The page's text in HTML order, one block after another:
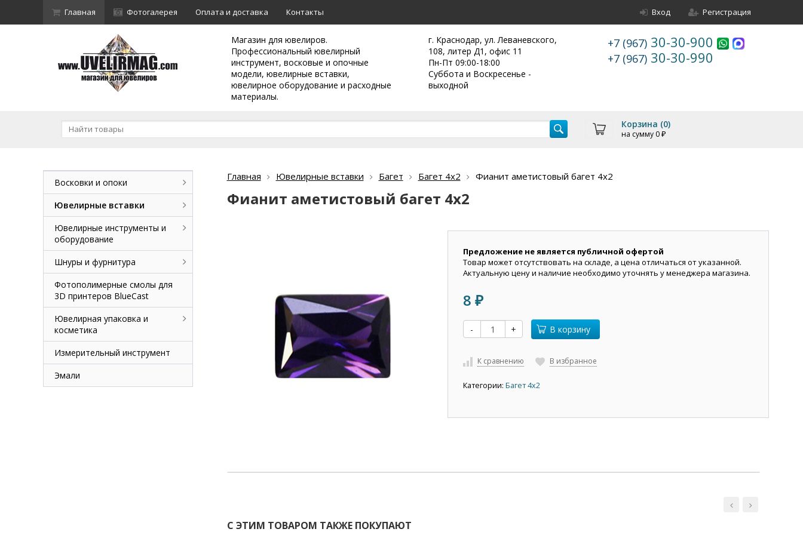
Главная Фотогалерея Оплата и доставка Контакты Вход Регистрация
Магазин для ювелиров.
Профессиональный ювелирный
инструмент, восковые и опочные
модели, ювелирные вставки,
ювелирное оборудование и расходные
материалы.
г. Краснодар, ул. Леваневского,
108, литер Д1, офис 11
Пн-Пт 09:00-18:00
Суббота и Воскресенье -
выходной
+7 (967) 30-30-900
+7 (967) 30-30-990
Корзина (0)
на сумму 0 ₽
Главная Ювелирные вставки Багет Багет 4х2 Фианит аметистовый багет 4х2
Фианит аметистовый багет 4х2
Предложение не является публичной офертой
Товар может отсутствовать на складе, а цена отличаться от указанной.
Актуальную цену и наличие необходимо уточнять у менеджера магазина.
8 ₽
- + В корзину
К сравнению В избранное
Категории: Багет 4х2
С ЭТИМ ТОВАРОМ ТАКЖЕ ПОКУПАЮТ
Восковки и опоки
Ювелирные вставки
Ювелирные инструменты и
оборудование
Шнуры и фурнитура
Фотополимерные смолы для
3D принтеров BlueCast
Ювелирная упаковка и
косметика
Измерительный инструмент
Эмали